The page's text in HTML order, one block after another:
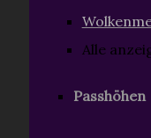
Alle
Passhöhen